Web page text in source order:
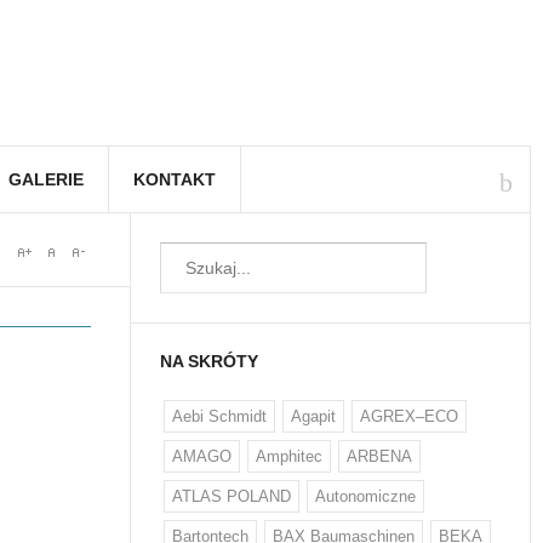
GALERIE KONTAKT
NA SKRÓTY
Aebi Schmidt Agapit AGREX–ECO
AMAGO Amphitec ARBENA
ATLAS POLAND Autonomiczne
Bartontech BAX Baumaschinen BEKA